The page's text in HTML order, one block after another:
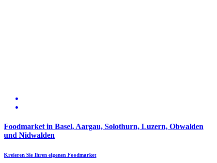
Foodmarket in Basel, Aargau, Solothurn, Luzern, Obwalden
und Nidwalden
Kreieren Sie Ihren eigenen Foodmarket